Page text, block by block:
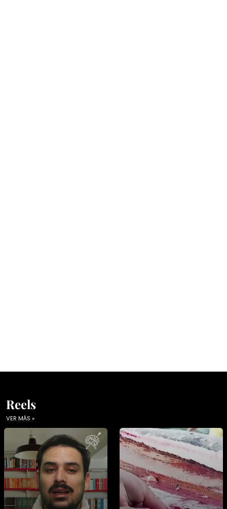
Reels
VER MÁS »